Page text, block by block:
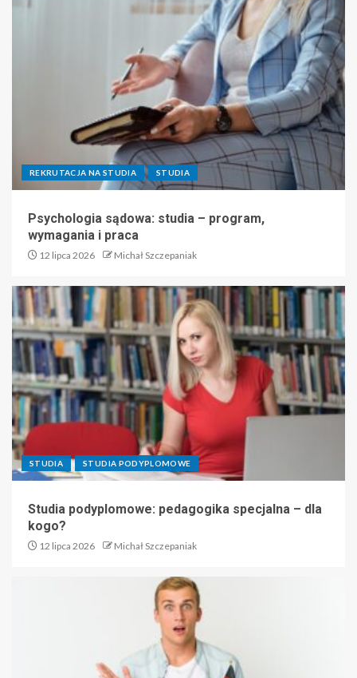
REKRUTACJA NA STUDIA STUDIA
Psychologia sądowa: studia – program,
wymagania i praca
12 lipca 2026 Michał Szczepaniak
STUDIA STUDIA PODYPLOMOWE
Studia podyplomowe: pedagogika specjalna – dla
kogo?
12 lipca 2026 Michał Szczepaniak